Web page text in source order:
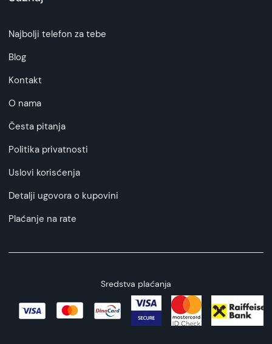
Najbolji telefon za tebe
Blog
Kontakt
O nama
Česta pitanja
Politika privatnosti
Uslovi korisćenja
Detalji ugovora o kupovini
Plaćanje na rate
Sredstva plaćanja